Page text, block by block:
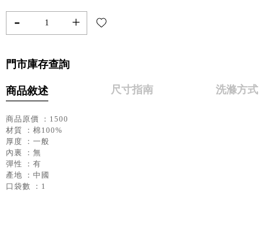
- +
門市庫存查詢
商品敘述 尺寸指南 洗滌方式
商品原價 ：1500
材質 ：棉100%
厚度 ：一般
內裏 ：無
彈性 ：有
產地 ：中國
口袋數 ：1